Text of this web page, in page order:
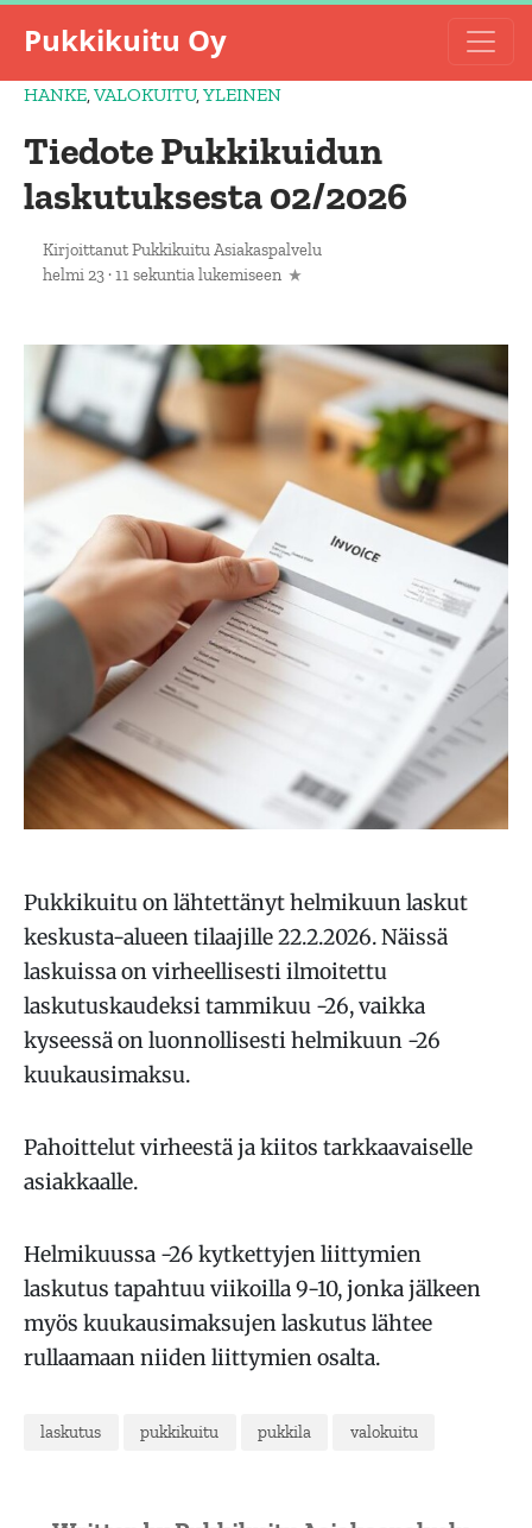
Pukkikuitu Oy
HANKE,VALOKUITU,YLEINEN
Tiedote Pukkikuidun
laskutuksesta 02/2026
KirjoittanutPukkikuitu Asiakaspalvelu
helmi 23·11 sekuntia lukemiseen
Pukkikuitu on lähtettänyt helmikuun laskut
keskusta-alueen tilaajille 22.2.2026. Näissä
laskuissa on virheellisesti ilmoitettu
laskutuskaudeksi tammikuu -26, vaikka
kyseessä on luonnollisesti helmikuun -26
kuukausimaksu.
Pahoittelut virheestä ja kiitos tarkkaavaiselle
asiakkaalle.
Helmikuussa -26 kytkettyjen liittymien
laskutus tapahtuu viikoilla 9-10, jonka jälkeen
myös kuukausimaksujen laskutus lähtee
rullaamaan niiden liittymien osalta.
laskutus pukkikuitu pukkila valokuitu